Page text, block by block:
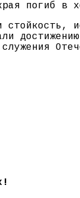
погиб в